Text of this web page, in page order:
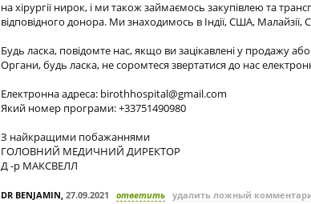
на хірургії нирок, і ми також займаємось закупівлею та
відповідного донора. Ми знаходимось в Індії, США, Малайзії,
Будь ласка, повідомте нас, якщо ви зацікавлені у продажу
Органи, будь ласка, не соромтеся звертатися до нас
Електронна адреса: birothhospital@gmail.com
Який номер програми: +33751490980
З найкращими побажаннями
ГОЛОВНИЙ МЕДИЧНИЙ ДИРЕКТОР
Д -р МАКСВЕЛЛ
DR BENJAMIN, 27.09.2021 ответить удалить ложный